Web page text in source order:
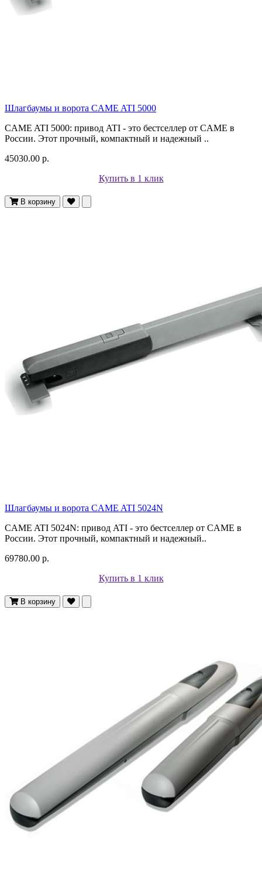
Шлагбаумы и ворота CAME ATI 5000
CAME ATI 5000: привод ATI - это бестселлер от CAME в
России. Этот прочный, компактный и надежный ..
45030.00 р.
Купить в 1 клик
В корзину
Шлагбаумы и ворота CAME ATI 5024N
CAME ATI 5024N: привод ATI - это бестселлер от CAME в
России. Этот прочный, компактный и надежный..
69780.00 р.
Купить в 1 клик
В корзину